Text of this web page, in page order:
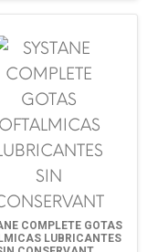
COMPLETE GOTAS
LUBRICANTES